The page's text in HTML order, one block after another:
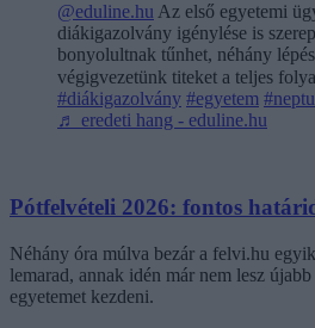
@eduline.hu Az első egyetemi
diákigazolvány igénylése is
bonyolultnak tűnhet, néhány
végigvezetünk titeket a teljes
#diákigazolvány #egyetem
♬ eredeti hang - eduline.hu
Pótfelvételi 2026: fontos
Néhány óra múlva bezár a felvi.hu
lemarad, annak idén már nem lesz
egyetemet kezdeni.